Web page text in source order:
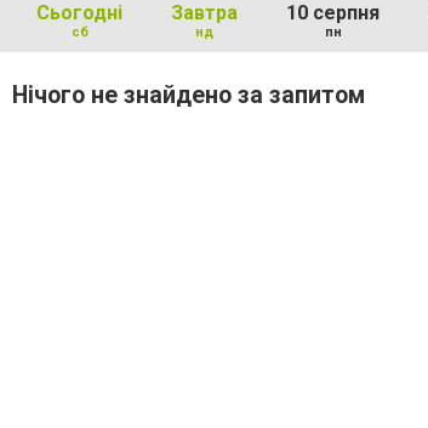
Сьогодні
сб
Завтра
нд
10 серпня
пн
Нічого не знайдено за запитом